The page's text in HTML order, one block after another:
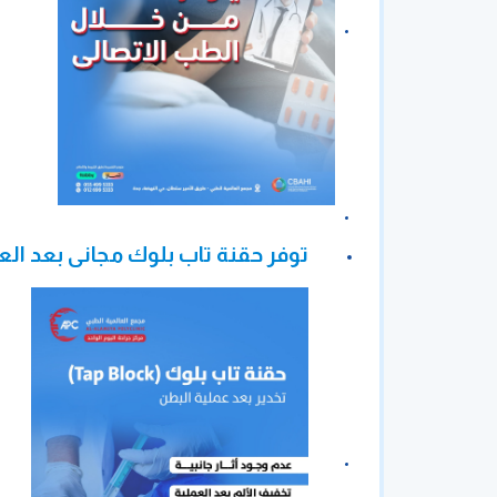
توفر حقنة تاب بلوك مجانى بعد